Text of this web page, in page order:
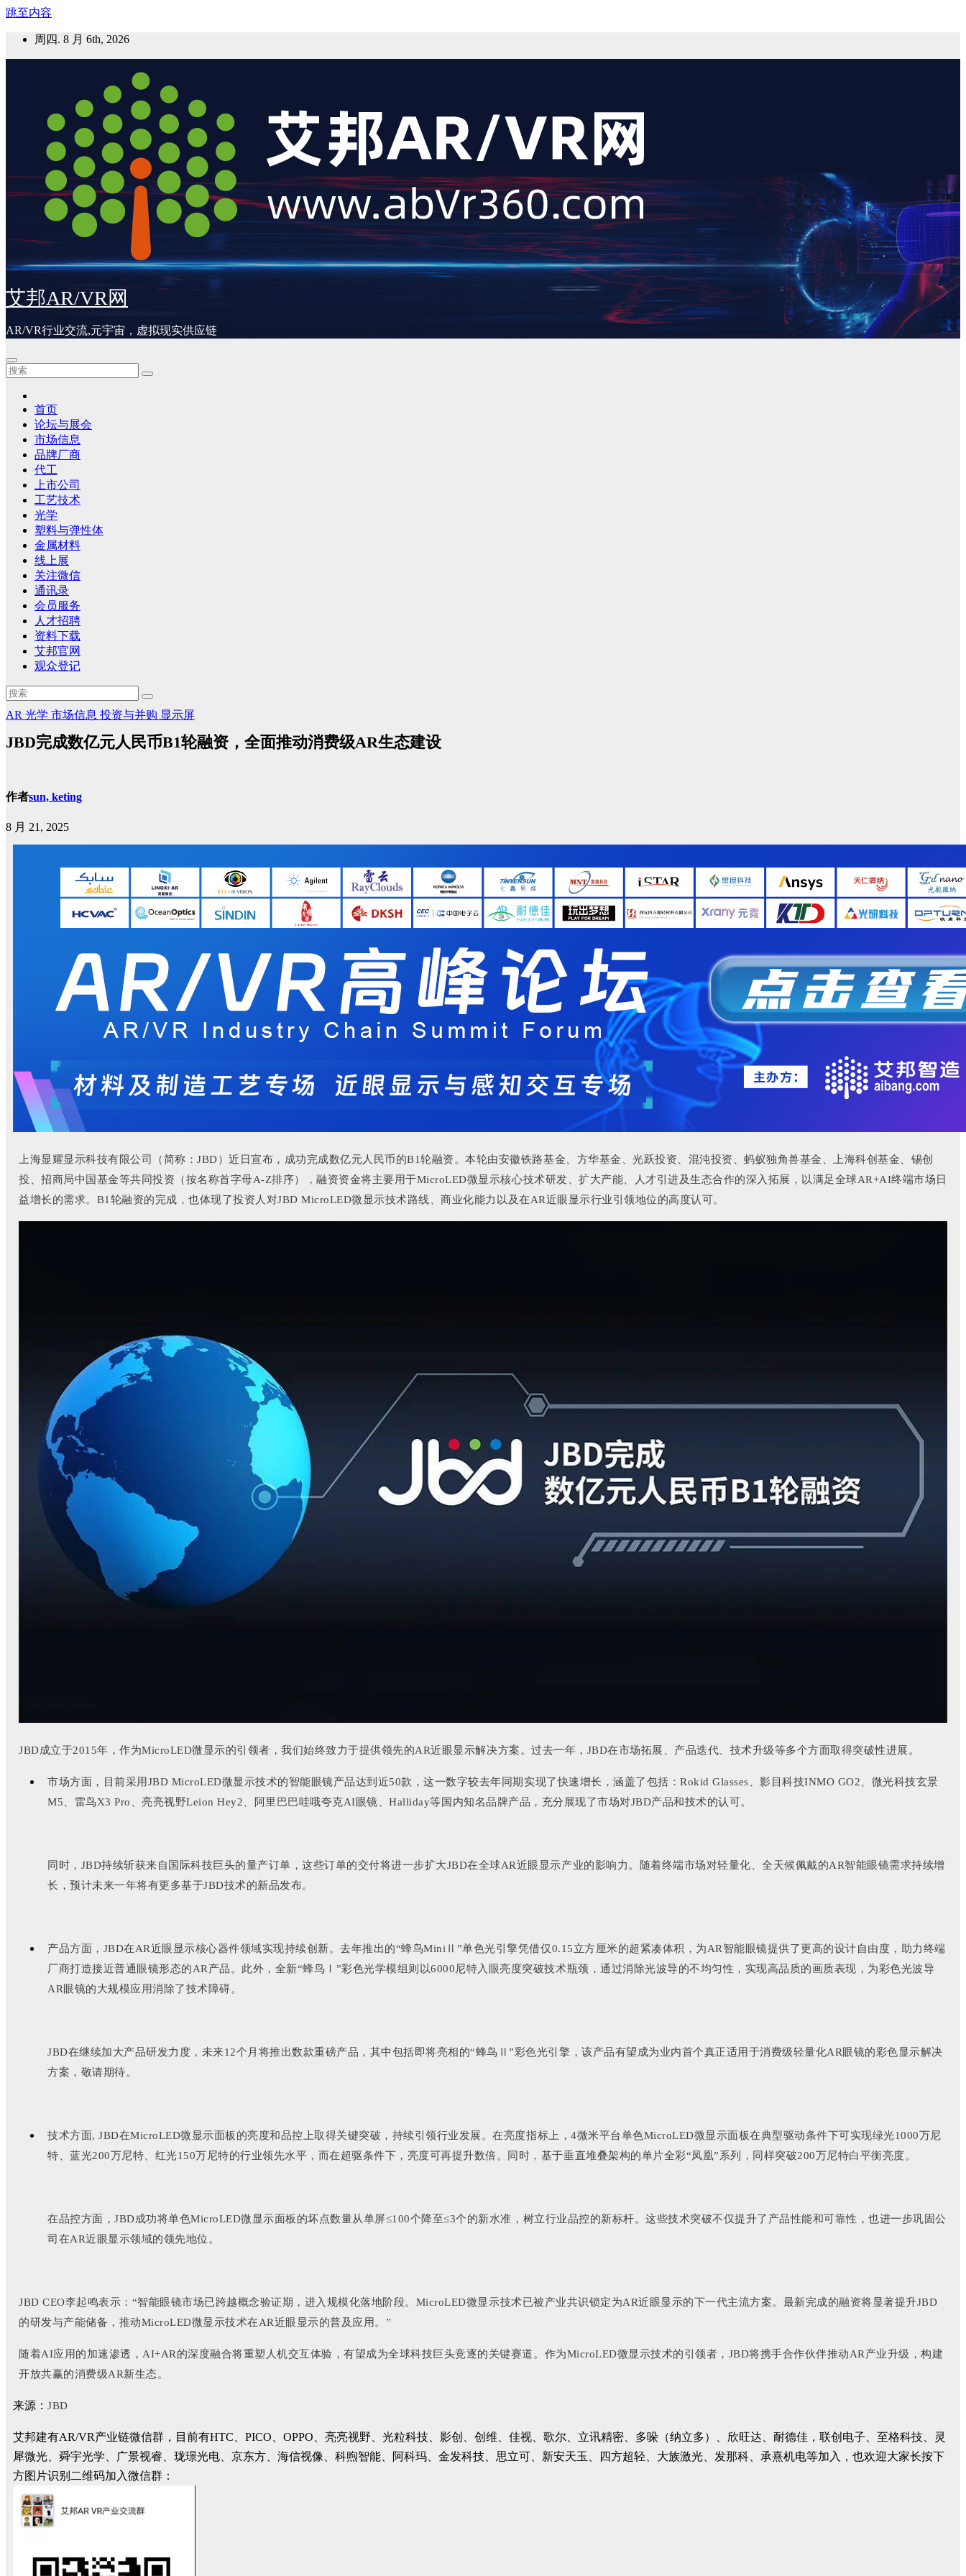
跳至内容
周四. 8 月 6th, 2026
艾邦AR/VR网
AR/VR行业交流,元宇宙，虚拟现实供应链
首页
论坛与展会
市场信息
品牌厂商
代工
上市公司
工艺技术
光学
塑料与弹性体
金属材料
线上展
关注微信
通讯录
会员服务
人才招聘
资料下载
艾邦官网
观众登记
AR 光学 市场信息 投资与并购 显示屏
JBD完成数亿元人民币B1轮融资，全面推动消费级AR生态建设
作者sun, keting
8 月 21, 2025
上海显耀显示科技有限公司（简称：JBD）近日宣布，成功完成数亿元人民币的B1轮融资。本轮由安徽铁路基金、方华基金、光跃投资、混沌投资、蚂蚁独角兽基金、上海科创基金、锡创
投、招商局中国基金等共同投资（按名称首字母A-Z排序），融资资金将主要用于MicroLED微显示核心技术研发、扩大产能、人才引进及生态合作的深入拓展，以满足全球AR+AI终端市场日
益增长的需求。B1轮融资的完成，也体现了投资人对JBD MicroLED微显示技术路线、商业化能力以及在AR近眼显示行业引领地位的高度认可。
JBD成立于2015年，作为MicroLED微显示的引领者，我们始终致力于提供领先的AR近眼显示解决方案。过去一年，JBD在市场拓展、产品迭代、技术升级等多个方面取得突破性进展。
市场方面，目前采用JBD MicroLED微显示技术的智能眼镜产品达到近50款，这一数字较去年同期实现了快速增长，涵盖了包括：Rokid Glasses、影目科技INMO GO2、微光科技玄景
M5、雷鸟X3 Pro、亮亮视野Leion Hey2、阿里巴巴哇哦夸克AI眼镜、Halliday等国内知名品牌产品，充分展现了市场对JBD产品和技术的认可。
同时，JBD持续斩获来自国际科技巨头的量产订单，这些订单的交付将进一步扩大JBD在全球AR近眼显示产业的影响力。随着终端市场对轻量化、全天候佩戴的AR智能眼镜需求持续增
长，预计未来一年将有更多基于JBD技术的新品发布。
产品方面，JBD在AR近眼显示核心器件领域实现持续创新。去年推出的“蜂鸟MiniⅡ”单色光引擎凭借仅0.15立方厘米的超紧凑体积，为AR智能眼镜提供了更高的设计自由度，助力终端
厂商打造接近普通眼镜形态的AR产品。此外，全新“蜂鸟Ⅰ”彩色光学模组则以6000尼特入眼亮度突破技术瓶颈，通过消除光波导的不均匀性，实现高品质的画质表现，为彩色光波导
AR眼镜的大规模应用消除了技术障碍。
JBD在继续加大产品研发力度，未来12个月将推出数款重磅产品，其中包括即将亮相的“蜂鸟Ⅱ”彩色光引擎，该产品有望成为业内首个真正适用于消费级轻量化AR眼镜的彩色显示解决
方案，敬请期待。
技术方面, JBD在MicroLED微显示面板的亮度和品控上取得关键突破，持续引领行业发展。在亮度指标上，4微米平台单色MicroLED微显示面板在典型驱动条件下可实现绿光1000万尼
特、蓝光200万尼特、红光150万尼特的行业领先水平，而在超驱条件下，亮度可再提升数倍。同时，基于垂直堆叠架构的单片全彩“凤凰”系列，同样突破200万尼特白平衡亮度。
在品控方面，JBD成功将单色MicroLED微显示面板的坏点数量从单屏≤100个降至≤3个的新水准，树立行业品控的新标杆。这些技术突破不仅提升了产品性能和可靠性，也进一步巩固公
司在AR近眼显示领域的领先地位。
JBD CEO李起鸣表示：“智能眼镜市场已跨越概念验证期，进入规模化落地阶段。MicroLED微显示技术已被产业共识锁定为AR近眼显示的下一代主流方案。最新完成的融资将显著提升JBD
的研发与产能储备，推动MicroLED微显示技术在AR近眼显示的普及应用。”
随着AI应用的加速渗透，AI+AR的深度融合将重塑人机交互体验，有望成为全球科技巨头竞逐的关键赛道。作为MicroLED微显示技术的引领者，JBD将携手合作伙伴推动AR产业升级，构建
开放共赢的消费级AR新生态。
来源： JBD
艾邦建有AR/VR产业链微信群，目前有HTC、PICO、OPPO、亮亮视野、光粒科技、影创、创维、佳视、歌尔、立讯精密、多哚（纳立多）、欣旺达、耐德佳，联创电子、至格科技、灵
犀微光、舜宇光学、广景视睿、珑璟光电、京东方、海信视像、科煦智能、阿科玛、金发科技、思立可、新安天玉、四方超轻、大族激光、发那科、承熹机电等加入，也欢迎大家长按下
方图片识别二维码加入微信群：